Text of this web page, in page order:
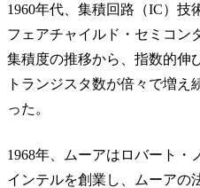
1960年代、集積回路（IC）技
フェアチャイルド・セミコン
集積度の推移から、指数的伸
トランジスタ数が倍々で増
った。
1968年、ムーアはロバート・
インテルを創業し、ムーアの